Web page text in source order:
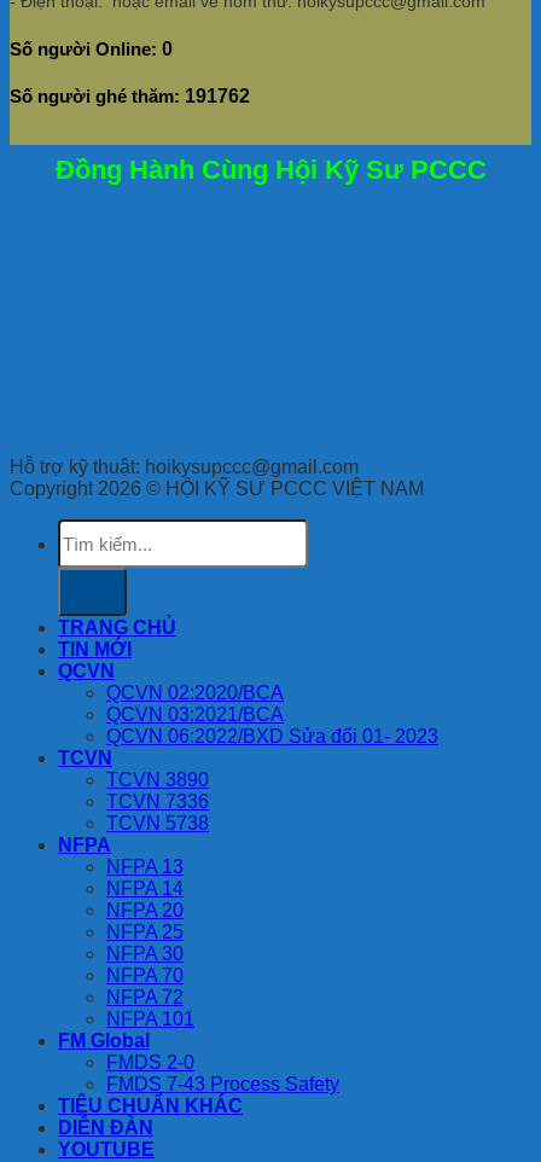
Số người Online: 0
Số người ghé thăm: 191762
Đồng Hành Cùng Hội Kỹ Sư PCCC
Hỗ trợ kỹ thuật: hoikysupccc@gmail.com
Copyright 2026 © HỘI KỸ SƯ PCCC VIỆT NAM
Tìm
kiếm:
TRANG CHỦ
TIN MỚI
QCVN
QCVN 02:2020/BCA
QCVN 03:2021/BCA
QCVN 06:2022/BXD Sửa đổi 01- 2023
TCVN
TCVN 3890
TCVN 7336
TCVN 5738
NFPA
NFPA 13
NFPA 14
NFPA 20
NFPA 25
NFPA 30
NFPA 70
NFPA 72
NFPA 101
FM Global
FMDS 2-0
FMDS 7-43 Process Safety
TIÊU CHUẨN KHÁC
DIỄN ĐÀN
YOUTUBE